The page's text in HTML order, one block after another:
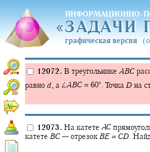
ИНФОРМАЦИОННО-
«ЗАДАЧИ
«ЗАДАЧИ
графическая версия
12072. В треугольнике ABC
равно d, а ∠ABC = 60‍∘ . Точка D на
12073. На катете AC
катете BC — отрезок BE = CD.